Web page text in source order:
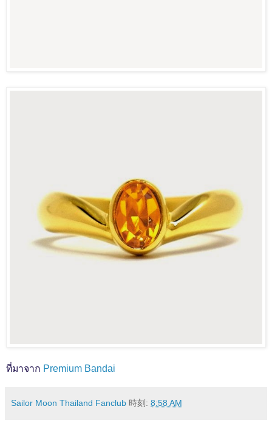
ที่มาจาก Premium Bandai
Sailor Moon Thailand Fanclub 時刻: 8:58 AM